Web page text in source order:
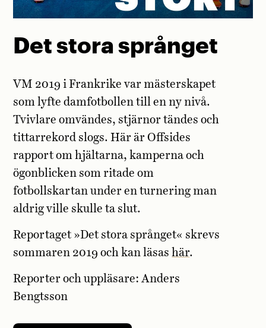
Det stora språnget
VM 2019 i Frankrike var mästerskapet
som lyfte damfotbollen till en ny nivå.
Tvivlare omvändes, stjärnor tändes och
tittarrekord slogs. Här är Offsides
rapport om hjältarna, kamperna och
ögonblicken som ritade om
fotbollskartan under en turnering man
aldrig ville skulle ta slut.
Reportaget »Det stora språnget« skrevs
sommaren 2019 och kan läsashär.
Reporter och uppläsare: Anders
Bengtsson